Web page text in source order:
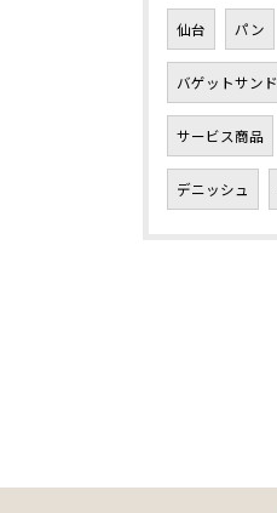
仙台 パン
バゲットサンド
サービス商品
デニッシュ